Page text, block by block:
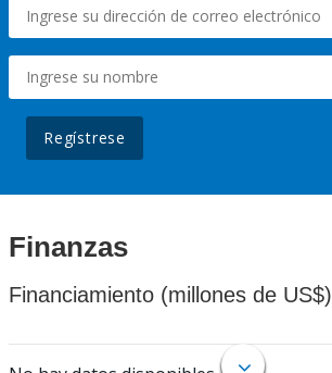
Regístrese
Finanzas
Financiamiento (millones de US$)